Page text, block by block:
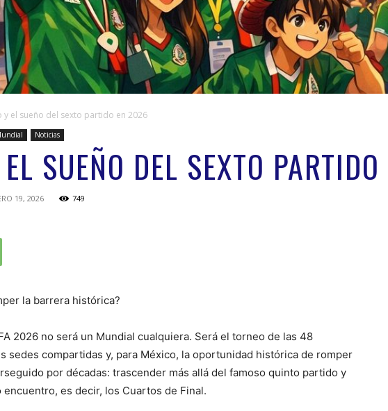
y el sueño del sexto partido en 2026
Noticias
SUEÑO DEL SEXTO
19, 2026 749
la barrera histórica?
2026 no será un Mundial cualquiera. Será el torneo de las 48
sedes compartidas y, para México, la oportunidad histórica de romper
por décadas: trascender más allá del famoso quinto partido y
es decir, los Cuartos de Final.